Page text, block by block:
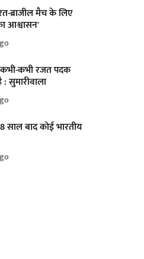
ब्राजील मैच के लिए
आश्वासन'
कभी रजत पदक
सुमारीवाला
साल बाद कोई भारतीय